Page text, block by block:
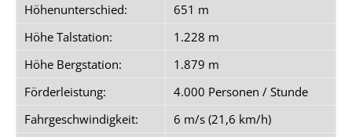
Höhenunterschied:
651 m
Höhe Talstation:
1.228 m
Höhe Bergstation:
1.879 m
Förderleistung:
4.000 Personen / Stunde
Fahrgeschwindigkeit:
6 m/s (21,6 km/h)